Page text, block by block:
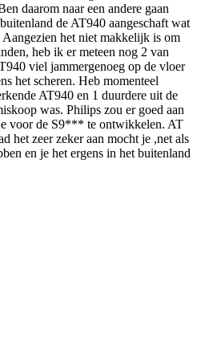
daarom naar een andere gaan
de AT940 aangeschaft wat
het niet makkelijk is om
heb ik er meteen nog 2 van
viel jammergenoeg op de vloer
het scheren. Heb momenteel
AT940 en 1 duurdere uit de
was. Philips zou er goed aan
voor de S9*** te ontwikkelen. AT
het zeer zeker aan mocht je ,net als
en je het ergens in het buitenland